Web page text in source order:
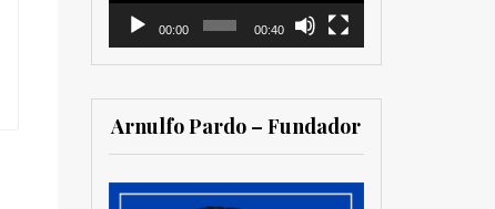
00:00 00:40
Arnulfo Pardo – Fundador